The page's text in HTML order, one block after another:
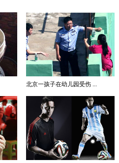
北京一孩子在幼儿园受伤 ...